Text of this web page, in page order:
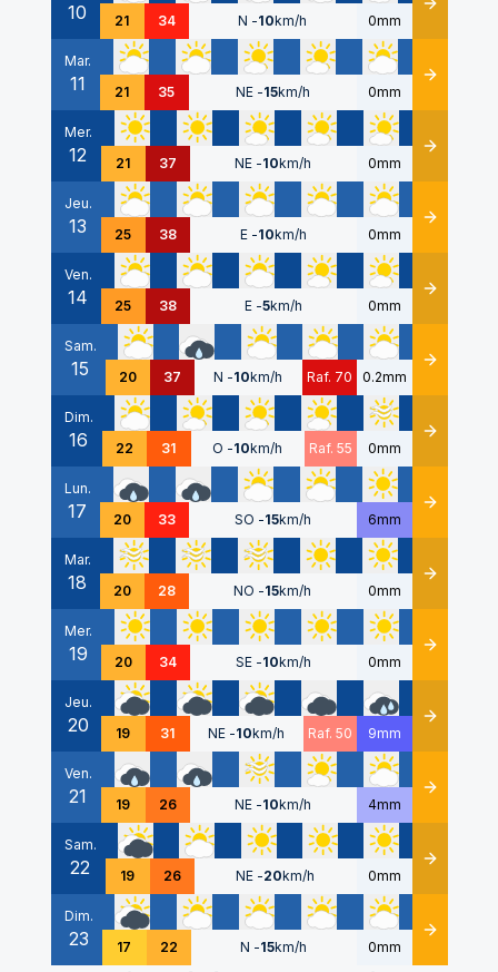
10 21 34 N -10km/h 0mm Détails
Mar.
11 21 35 NE -15km/h 0mm Détails
Mer.
12 21 37 NE -10km/h 0mm Détails
Jeu.
13 25 38 E -10km/h 0mm Détails
Ven.
14 25 38 E -5km/h 0mm Détails
Sam.
15 20 37 N -10km/h Raf. 70 0.2mm Détails
Dim.
16 22 31 O -10km/h Raf. 55 0mm Détails
Lun.
17 20 33 SO -15km/h 6mm Détails
Mar.
18 20 28 NO -15km/h 0mm Détails
Mer.
19 20 34 SE -10km/h 0mm Détails
Jeu.
20 19 31 NE -10km/h Raf. 50 9mm Détails
Ven.
21 19 26 NE -10km/h 4mm Détails
Sam.
22 19 26 NE -20km/h 0mm Détails
Dim.
23 17 22 N -15km/h 0mm Détails